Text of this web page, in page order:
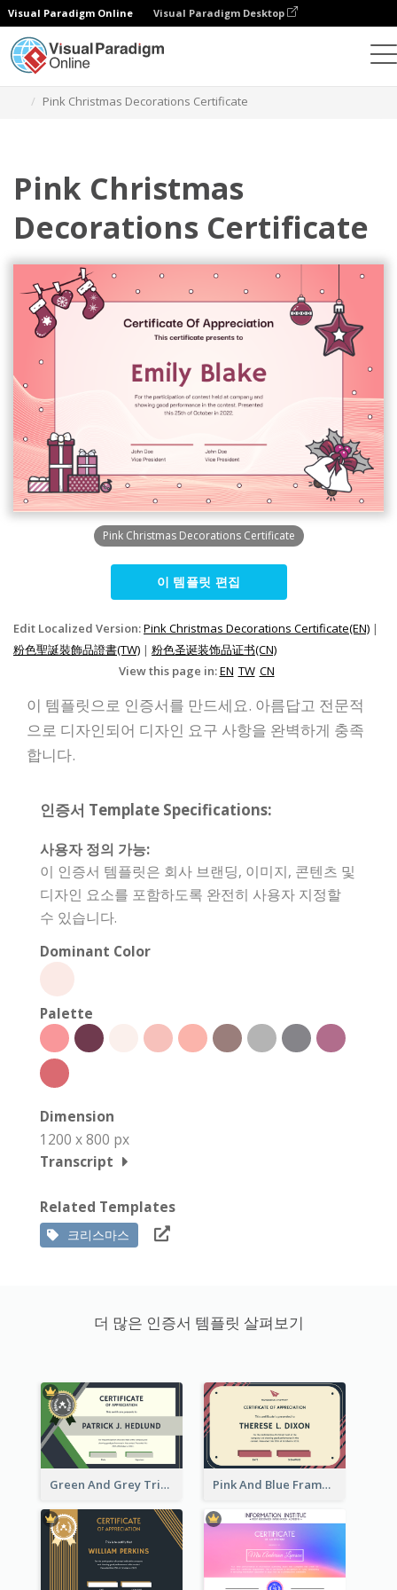
Visual Paradigm Online Visual Paradigm Desktop
Pink Christmas Decorations Certificate
Pink Christmas
Decorations Certificate
Pink Christmas Decorations Certificate
이 템플릿 편집
Edit Localized Version:Pink Christmas Decorations Certificate(EN) |
粉色聖誕裝飾品證書(TW) | 粉色圣诞装饰品证书(CN)
View this page in:EN TW CN
이 템플릿으로 인증서를 만드세요. 아름답고 전문적
으로 디자인되어 디자인 요구 사항을 완벽하게 충족
합니다.
인증서 Template Specifications:
사용자 정의 가능:
이 인증서 템플릿은 회사 브랜딩, 이미지, 콘텐츠 및
디자인 요소를 포함하도록 완전히 사용자 지정할
수 있습니다.
Dominant Color
Palette
Dimension
1200 x 800 px
Transcript
Related Templates
크리스마스
더 많은 인증서 템플릿 살펴보기
Green And Grey Triangles With Badge Certificate Pink And Blue Frame Company Certificate